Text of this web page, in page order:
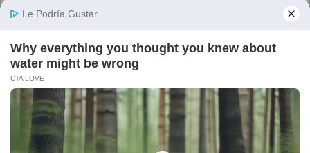
españoles hasta el 15 de agosto
07/08/2026